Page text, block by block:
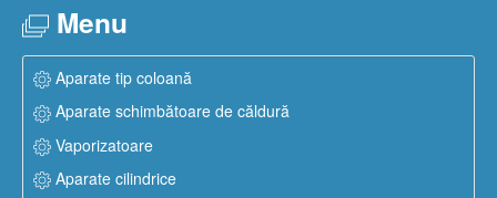
Menu
Aparate tip coloană
Aparate schimbătoare de căldură
Vaporizatoare
Aparate cilindrice